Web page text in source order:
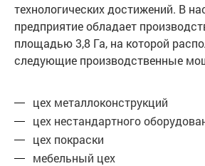
технологических достижений. В
предприятие обладает
площадью 3,8 Га, на которой
следующие производственные
цех металлоконструкций
цех нестандартного
цех покраски
мебельный цех